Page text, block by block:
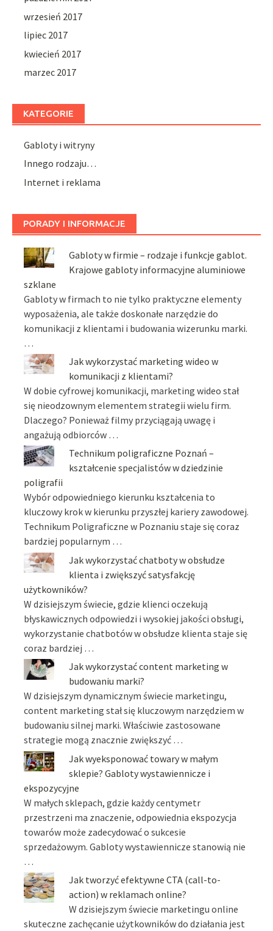
wrzesień 2017
lipiec 2017
kwiecień 2017
marzec 2017
KATEGORIE
Gabloty i witryny
Innego rodzaju…
Internet i reklama
PORADY I INFORMACJE
Gabloty w firmie – rodzaje i funkcje gablot.
Krajowe gabloty informacyjne aluminiowe
szklane
Gabloty w firmach to nie tylko praktyczne elementy
wyposażenia, ale także doskonałe narzędzie do
komunikacji z klientami i budowania wizerunku marki.
…
Jak wykorzystać marketing wideo w
komunikacji z klientami?
W dobie cyfrowej komunikacji, marketing wideo stał
się nieodzownym elementem strategii wielu firm.
Dlaczego? Ponieważ filmy przyciągają uwagę i
angażują odbiorców …
Technikum poligraficzne Poznań –
kształcenie specjalistów w dziedzinie
poligrafii
Wybór odpowiedniego kierunku kształcenia to
kluczowy krok w kierunku przyszłej kariery zawodowej.
Technikum Poligraficzne w Poznaniu staje się coraz
bardziej popularnym …
Jak wykorzystać chatboty w obsłudze
klienta i zwiększyć satysfakcję
użytkowników?
W dzisiejszym świecie, gdzie klienci oczekują
błyskawicznych odpowiedzi i wysokiej jakości obsługi,
wykorzystanie chatbotów w obsłudze klienta staje się
coraz bardziej …
Jak wykorzystać content marketing w
budowaniu marki?
W dzisiejszym dynamicznym świecie marketingu,
content marketing stał się kluczowym narzędziem w
budowaniu silnej marki. Właściwie zastosowane
strategie mogą znacznie zwiększyć …
Jak wyeksponować towary w małym
sklepie? Gabloty wystawiennicze i
ekspozycyjne
W małych sklepach, gdzie każdy centymetr
przestrzeni ma znaczenie, odpowiednia ekspozycja
towarów może zadecydować o sukcesie
sprzedażowym. Gabloty wystawiennicze stanowią nie
…
Jak tworzyć efektywne CTA (call-to-
action) w reklamach online?
W dzisiejszym świecie marketingu online
skuteczne zachęcanie użytkowników do działania jest